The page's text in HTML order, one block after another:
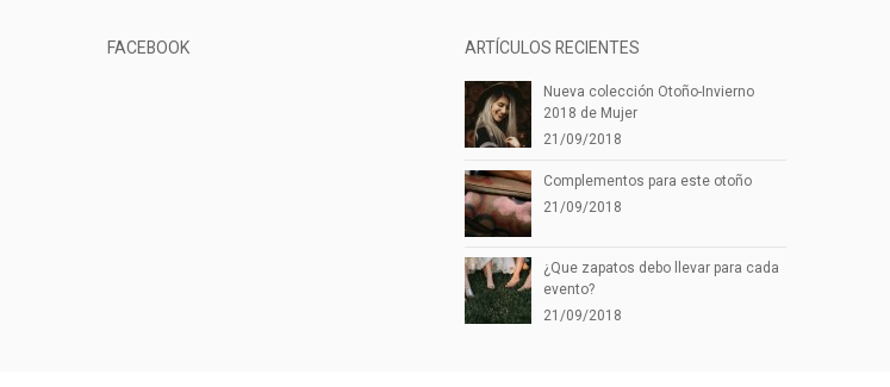
FACEBOOK ARTÍCULOS RECIENTES
Nueva colección Otoño-Invierno
2018 de Mujer
21/09/2018
Complementos para este otoño
21/09/2018
¿Que zapatos debo llevar para cada
evento?
21/09/2018